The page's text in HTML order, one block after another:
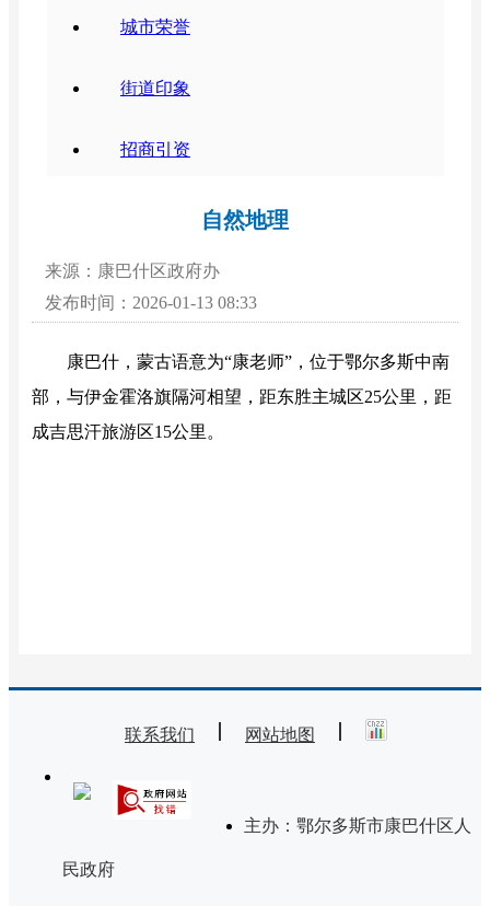
城市荣誉
街道印象
招商引资
自然地理
来源：康巴什区政府办
发布时间：2026-01-13 08:33
康巴什，蒙古语意为“康老师”，位于鄂尔多斯中南
部，与伊金霍洛旗隔河相望，距东胜主城区25公里，距
成吉思汗旅游区15公里。
联系我们 网站地图
主办：鄂尔多斯市康巴什区人
民政府